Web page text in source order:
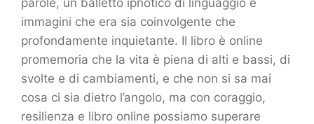
parole, un balletto ipnotico di linguaggio e
immagini che era sia coinvolgente che
profondamente inquietante. Il libro è online
promemoria che la vita è piena di alti e bassi, di
svolte e di cambiamenti, e che non si sa mai
cosa ci sia dietro l’angolo, ma con coraggio,
resilienza e libro online possiamo superare